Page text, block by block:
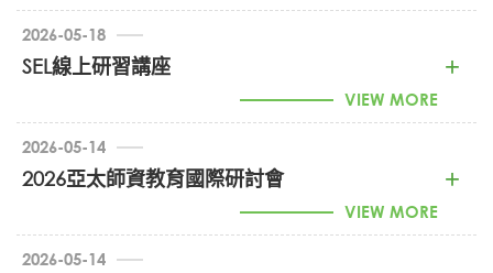
1150010514_KIST線上說明會 (PDF)
2026-05-18
SEL線上研習講座
VIEW MORE
1150009973_SEL線上研習講座 (PDF)
2026-05-14
2026亞太師資教育國際研討會
VIEW MORE
2026-05-14